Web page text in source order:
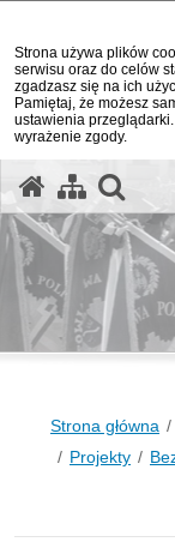
Strona używa plików
serwisu oraz do celów
zgadzasz się na ich
Pamiętaj, że możesz
ustawienia
wyrażenie zgody.
Strona główna
Projekty